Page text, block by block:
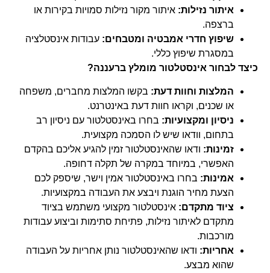
איתור נזילות: איתור מקור נזילות סמויות בקירות או
ברצפה.
שיפוץ חדרי אמבטיה ומטבחים: עבודות אינסטלציה
במסגרת שיפוץ כללי.
כיצד לבחור אינסטלטור מומלץ ברעננה?
המלצות וחוות דעת: בקשו המלצות מחברים, משפחה
או שכנים, וקראו חוות דעת באינטרנט.
ניסיון ומקצועיות: בחרו באינסטלטור עם ניסיון רב
בתחום, וודאו שיש לו הסמכה מקצועית.
זמינות: ודאו שהאינסטלטור זמין להגיע אליכם בהקדם
האפשרי, במיוחד במקרה של תקלה דחופה.
אמינות: בחרו באינסטלטור אמין וישר, שיספק לכם
הצעת מחיר הוגנת ויבצע את העבודה במקצועיות.
ציוד מתקדם: אינסטלטור מקצועי משתמש בציוד
מתקדם לאיתור נזילות, פתיחת סתימות וביצוע עבודות
מורכבות.
אחריות: ודאו שהאינסטלטור נותן אחריות על העבודה
שהוא מבצע.